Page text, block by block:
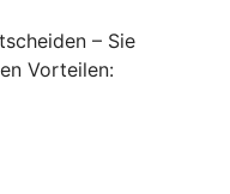
– Sie
Vorteilen: